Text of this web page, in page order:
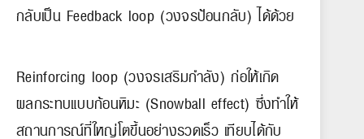
กลับเป็น Feedback loop (วงจรป้อนกลับ) ได้ด้วย
Reinforcing loop (วงจรเสริมกำลัง) ก่อให้เกิด
ผลกระทบแบบก้อนหิมะ (Snowball effect) ซึ่งทำให้
สถานการณ์ที่ใหญ่โตขึ้นอย่างรวดเร็ว เทียบได้กับ